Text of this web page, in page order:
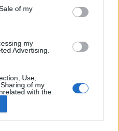
of my
my
Advertising.
Use,
of my
with the
collected.
#stroke
#rákbetegség
#herpesz